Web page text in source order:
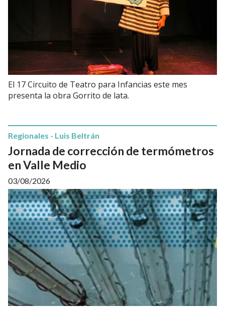
El 17 Circuito de Teatro para Infancias este mes
presenta la obra Gorrito de lata.
Jornada de corrección de termómetros
en Valle Medio
Regionales - Luis Beltrán
03/08/2026